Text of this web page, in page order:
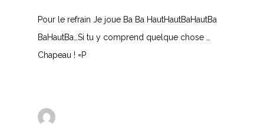
Pour le refrain Je joue Ba Ba HautHautBaHautBa
BaHautBa…Si tu y comprend quelque chose …
Chapeau ! =P